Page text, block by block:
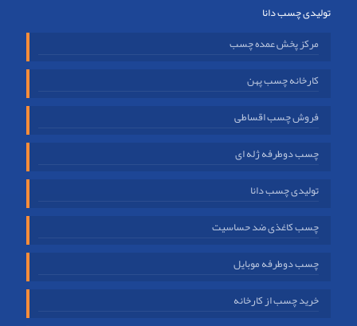
تولیدی چسب دانا
مرکز پخش عمده چسب
کارخانه چسب پهن
فروش چسب اقساطی
چسب دوطرفه ژله ای
تولیدی چسب دانا
چسب کاغذی ضد حساسیت
چسب دوطرفه موبایل
خرید چسب از کارخانه